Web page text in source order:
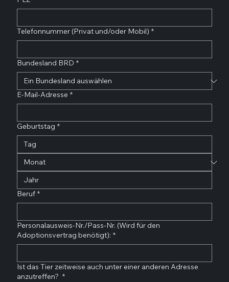
Telefonnummer (Privat und/oder Mobil) *
Bundesland BRD *
E-Mail-Adresse *
Geburtstag *
Beruf *
Personalausweis-Nr./Pass-Nr. (Wird für den
Adoptionsvertrag benötigt): *
Ist das Tier zeitweise auch unter einer anderen Adresse
anzutreffen? *